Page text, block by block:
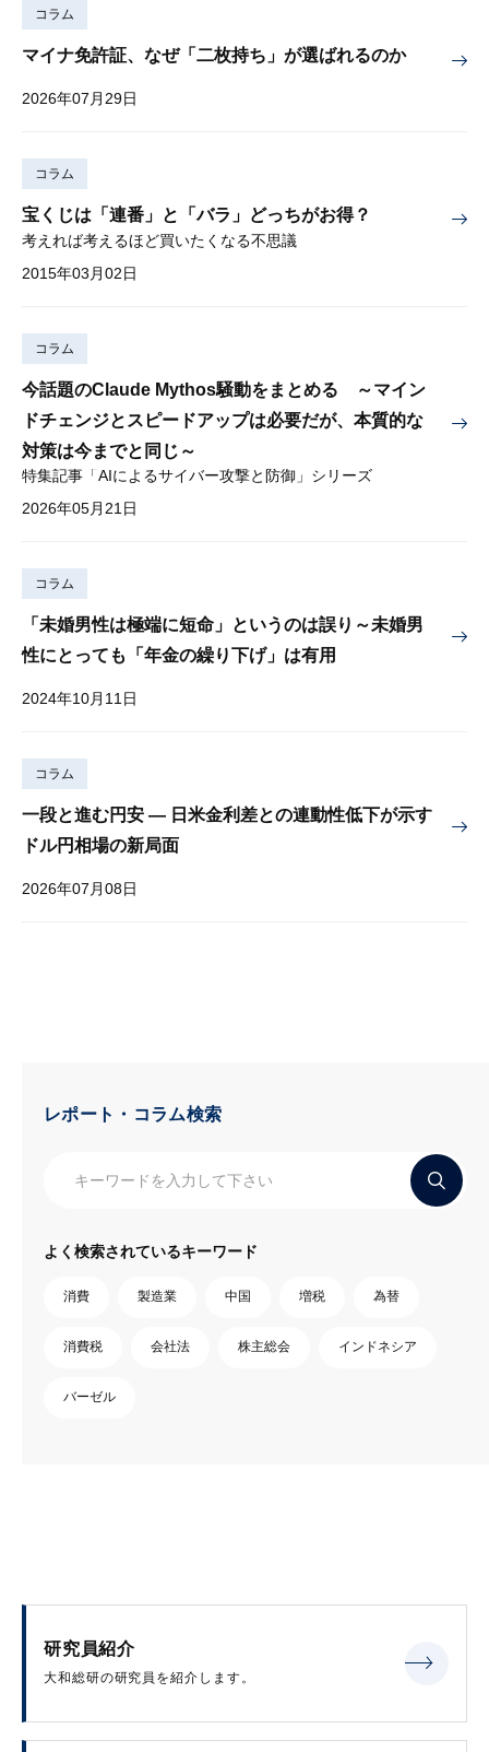
コラム
マイナ免許証、なぜ「二枚持ち」が選ばれるのか
2026年07月29日
コラム
宝くじは「連番」と「バラ」どっちがお得？
考えれば考えるほど買いたくなる不思議
2015年03月02日
コラム
今話題のClaude Mythos騒動をまとめる ～マイン
ドチェンジとスピードアップは必要だが、本質的な
対策は今までと同じ～
特集記事「AIによるサイバー攻撃と防御」シリーズ
2026年05月21日
コラム
「未婚男性は極端に短命」というのは誤り～未婚男
性にとっても「年金の繰り下げ」は有用
2024年10月11日
コラム
一段と進む円安 — 日米金利差との連動性低下が示す
ドル円相場の新局面
2026年07月08日
レポート・コラム検索
よく検索されているキーワード
消費 製造業 中国 増税 為替
消費税 会社法 株主総会 インドネシア
バーゼル
研究員紹介
大和総研の研究員を紹介します。